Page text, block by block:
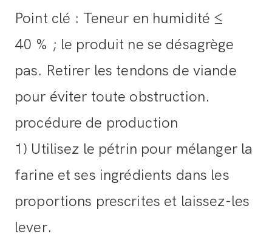
Point clé : Teneur en humidité ≤
40 % ; le produit ne se désagrège
pas. Retirer les tendons de viande
pour éviter toute obstruction.
procédure de production
1) Utilisez le pétrin pour mélanger la
farine et ses ingrédients dans les
proportions prescrites et laissez-les
lever.